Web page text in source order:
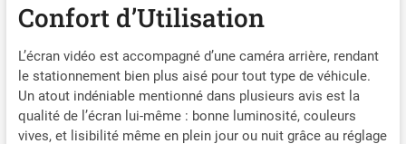
regarder lors de longs
G00gle, navigation GPS en
direct : Volam Carplay
portable avec écran tactile
HD de 7 pouces pour
Carplay, qui fournit une
Confort d’Utilisation
L’écran vidéo est accompagné d’une caméra arrière, rendant
le stationnement bien plus aisé pour tout type de véhicule.
Un atout indéniable mentionné dans plusieurs avis est la
qualité de l’écran lui-même : bonne luminosité, couleurs
vives, et lisibilité même en plein jour ou nuit grâce au réglage